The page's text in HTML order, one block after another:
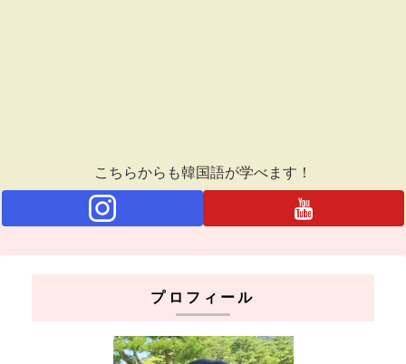
こちらからも韓国語が学べます！
プロフィール